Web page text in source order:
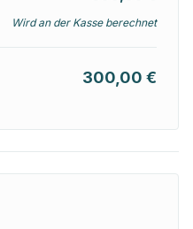
Wird an der Kasse berechnet
300,00 €